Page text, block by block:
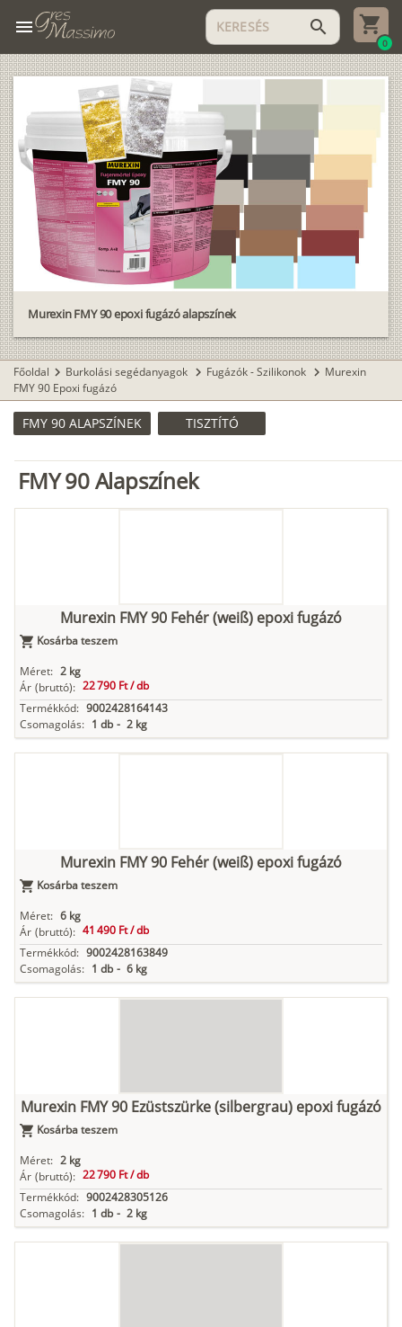
menu search
0
Murexin FMY 90 epoxi fugázó alapszínek
Főoldal chevron_right Burkolási segédanyagok chevron_right Fugázók - Szilikonok chevron_right Murexin
FMY 90 Epoxi fugázó
FMY 90 ALAPSZÍNEK TISZTÍTÓ
FMY 90 Alapszínek
Murexin FMY 90 Fehér (weiß) epoxi fugázó
Kosárba teszem
Méret: 2 kg
Ár (bruttó): 22 790 Ft /db
Termékkód: 9002428164143
Csomagolás: 1 db - 2 kg
Murexin FMY 90 Fehér (weiß) epoxi fugázó
Kosárba teszem
Méret: 6 kg
Ár (bruttó): 41 490 Ft /db
Termékkód: 9002428163849
Csomagolás: 1 db - 6 kg
Murexin FMY 90 Ezüstszürke (silbergrau) epoxi fugázó
Kosárba teszem
Méret: 2 kg
Ár (bruttó): 22 790 Ft /db
Termékkód: 9002428305126
Csomagolás: 1 db - 2 kg